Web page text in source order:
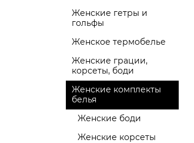
Женские гетры и
гольфы
Женское термобелье
Женские грации,
корсеты, боди
Женские комплекты
белья
Женские боди
Женские корсеты